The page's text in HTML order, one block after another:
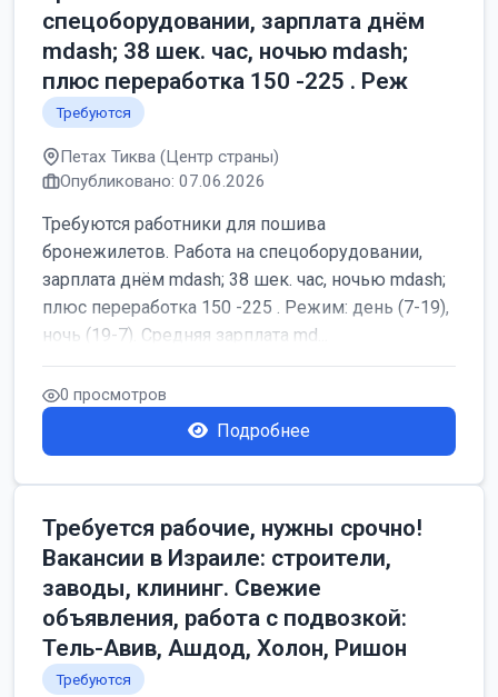
спецоборудовании, зарплата днём
mdash; 38 шек. час, ночью mdash;
плюс переработка 150 -225 . Реж
Требуются
Петах Тиква (Центр страны)
Опубликовано: 07.06.2026
Требуются работники для пошива
бронежилетов. Работа на спецоборудовании,
зарплата днём mdash; 38 шек. час, ночью mdash;
плюс переработка 150 -225 . Режим: день (7-19),
ночь (19-7). Средняя зарплата md...
0 просмотров
Подробнее
Требуется рабочие, нужны срочно!
Вакансии в Израиле: строители,
заводы, клининг. Свежие
объявления, работа с подвозкой:
Тель-Авив, Ашдод, Холон, Ришон
Требуются